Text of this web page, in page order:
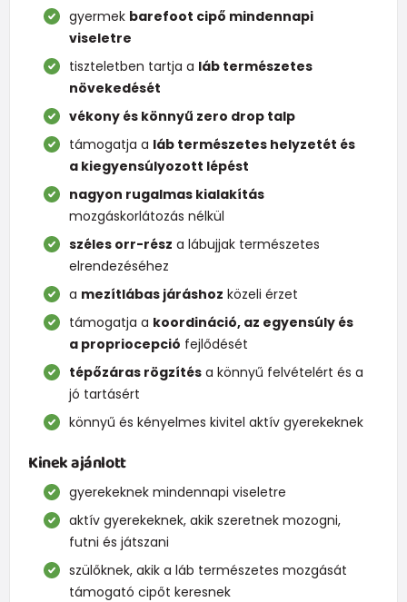
gyermek barefoot cipő mindennapi
viseletre
tiszteletben tartja a láb természetes
növekedését
vékony és könnyű zero drop talp
támogatja a láb természetes helyzetét és
a kiegyensúlyozott lépést
nagyon rugalmas kialakítás
mozgáskorlátozás nélkül
széles orr-rész a lábujjak természetes
elrendezéséhez
a mezítlábas járáshoz közeli érzet
támogatja a koordináció, az egyensúly és
a propriocepció fejlődését
tépőzáras rögzítés a könnyű felvételért és a
jó tartásért
könnyű és kényelmes kivitel aktív gyerekeknek
Kinek ajánlott
gyerekeknek mindennapi viseletre
aktív gyerekeknek, akik szeretnek mozogni,
futni és játszani
szülőknek, akik a láb természetes mozgását
támogató cipőt keresnek